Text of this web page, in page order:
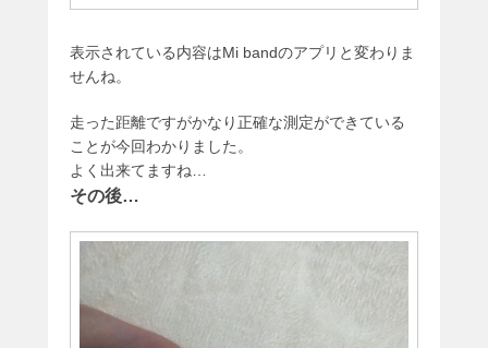
表示されている内容はMi bandのアプリと変わりま
せんね。
走った距離ですがかなり正確な測定ができている
ことが今回わかりました。
よく出来てますね…
その後…